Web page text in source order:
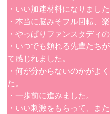
・いい加速材料になりました
・本当に脳みそフル回転、
・やっぱりファンスタディ
・いつでも頼れる先輩たち
て感じれました。
・何が分からないのかがよ
た。
・一歩前に進みました。
・いい刺激をもらって、ま